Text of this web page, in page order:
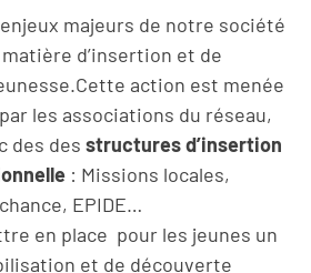
majeurs de notre société
d’insertion et de
action est menée
les associations du réseau,
des des structures d’insertion
: Missions locales,
EPIDE…
en place pour les jeunes un
et de découverte